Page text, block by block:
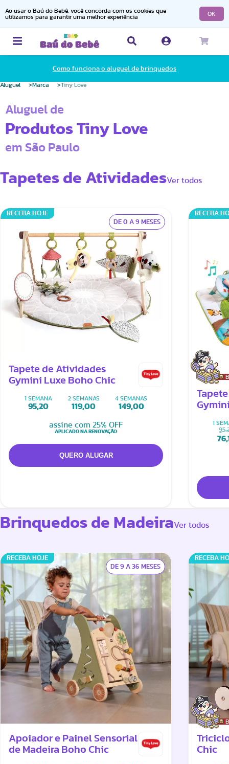
Ao usar o Baú do Bebê, você concorda com os cookies que
utilizamos para garantir uma melhor experiência
OK
Como funciona o aluguel de brinquedos
Aluguel Marca Tiny Love
Aluguel de
Produtos Tiny Love
em São Paulo
Tapetes de AtividadesVer todos
RECEBA HOJE
DE 0 A 9 MESES
Tapete de Atividades
Gymini Luxe Boho Chic
1 SEMANA
95,20
2 SEMANAS
119,00
4 SEMANAS
149,00
assine com 25% OFF
APLICADO NA RENOVAÇÃO
RECEBA
1
Brinquedos de MadeiraVer todos
RECEBA HOJE
DE 9 A 36 MESES
Apoiador e Painel Sensorial
de Madeira Boho Chic
RECEBA
Chic